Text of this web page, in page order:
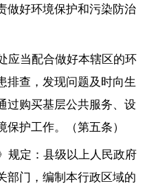
做好环境保护和污染防治
应当配合做好本辖区的环
排查，发现问题及时向生
过购买基层公共服务、设
护工作。（第五条）
规定：县级以上人民政府
部门，编制本行政区域的